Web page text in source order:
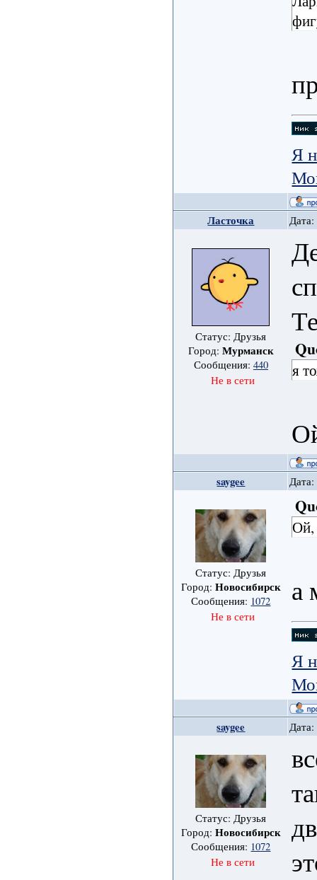
Я
Ласточка
Статус: Друзья
Город: Мурманск
Сообщения: 440
Не в сети
я
saygee Дата:
Статус: Друзья
Город: Новосибирск
Сообщения: 1072
Не в сети
Ой,
а
Я
saygee Дата:
Статус: Друзья
Город: Новосибирск
Сообщения: 1072
Не в сети